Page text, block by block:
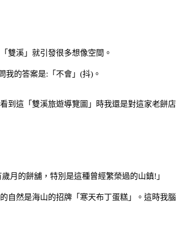
雙溪」就引發很多想像空間。
我的答案是:「不會」(抖)。
到這「雙溪旅遊導覽圖」時我還是對這家老餅店
月的餅舖，特別是這種曾經繁榮過的山鎮!」
自然是海山的招牌「寒天布丁蛋糕」。這時我腦